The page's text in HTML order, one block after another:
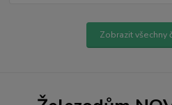
Zobrazit všechny